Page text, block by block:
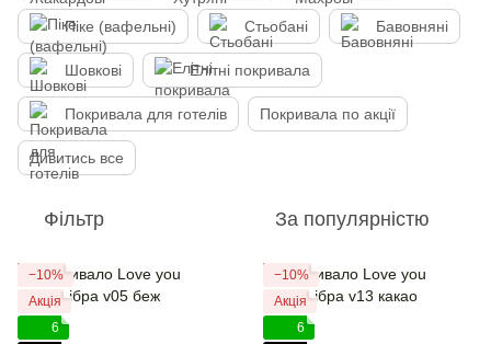
Піке (вафельні) Стьобані Бавовняні
Шовкові Елітні покривала
Покривала для готелів Покривала по акції
Дивитись все
Фільтр За популярністю
−10%
Акція
6
−10%
Акція
6